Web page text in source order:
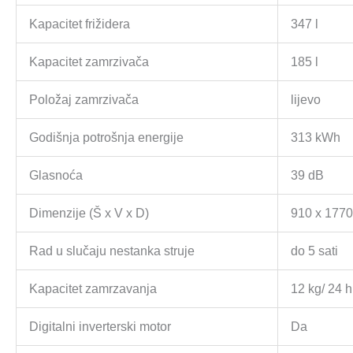
Kapacitet frižidera 347 l
Kapacitet zamrzivača 185 l
Položaj zamrzivača lijevo
Godišnja potrošnja energije 313 kWh
Glasnoća 39 dB
Dimenzije (Š x V x D) 910 x
Rad u slučaju nestanka struje do 5 sati
Kapacitet zamrzavanja 12 kg/ 24 h
Digitalni inverterski motor Da